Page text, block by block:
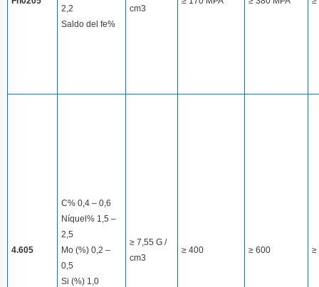
2,2
Saldo del fe%
cm3
4.605
C% 0,4 – 0,6
Níquel% 1,5 –
2,5
Mo (%) 0,2 –
0,5
Si (%) 1,0
≥ 7,55 G /
cm3
≥ 400 ≥ 600 ≥